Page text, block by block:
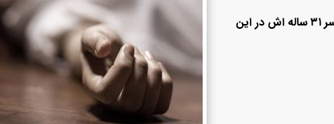
فرمانده انتظامی کرج گفت: یک مرد پس از ارتکاب به قتل ‏همسر ۳۱ ساله اش در این